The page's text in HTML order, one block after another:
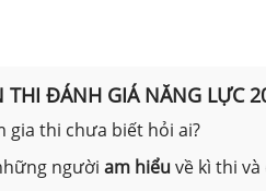
THI ĐÁNH GIÁ NĂNG LỰC
gia thi chưa biết hỏi ai?
người am hiểuvề kì thi và